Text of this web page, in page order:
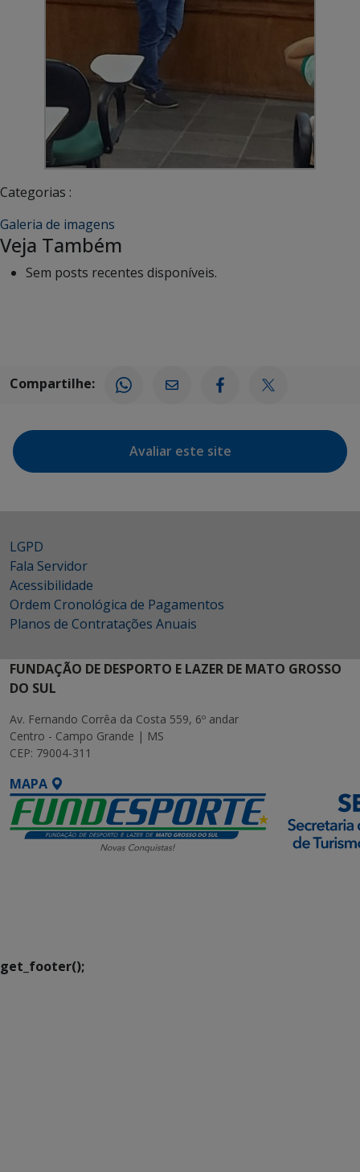
Categorias :
Galeria de imagens
Veja Também
Sem posts recentes disponíveis.
Compartilhe:
Avaliar este site
LGPD
Fala Servidor
Acessibilidade
Ordem Cronológica de Pagamentos
Planos de Contratações Anuais
FUNDAÇÃO DE DESPORTO E LAZER DE MATO GROSSO
DO SUL
Av. Fernando Corrêa da Costa 559, 6º andar
Centro - Campo Grande | MS
CEP: 79004-311
MAPA
get_footer();